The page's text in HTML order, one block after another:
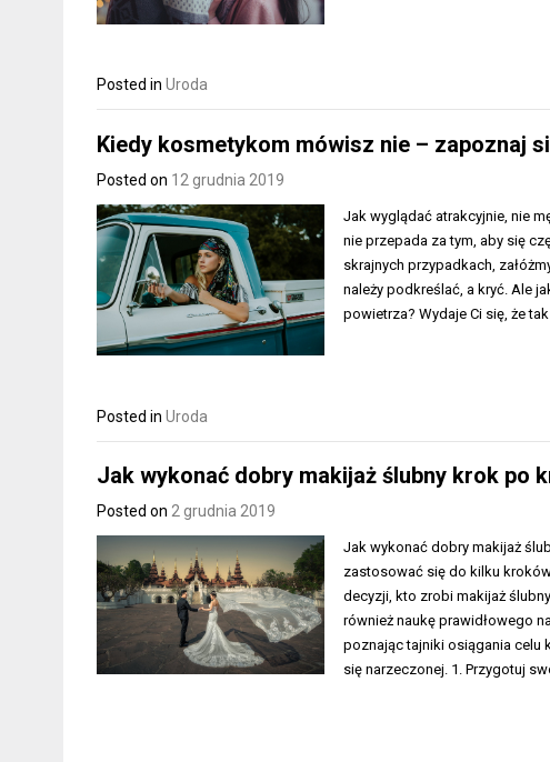
Posted in Uroda
Kiedy kosmetykom mówisz nie – zapoznaj
Posted on 12 grudnia 2019
Jak wyglądać atrakcyjnie, nie
nie przepada za tym, aby się
skrajnych przypadkach,
należy podkreślać, a kryć. Ale
powietrza? Wydaje Ci się, że
Posted in Uroda
Jak wykonać dobry makijaż ślubny krok po
Posted on 2 grudnia 2019
Jak wykonać dobry makijaż
zastosować się do kilku
decyzji, kto zrobi makijaż
również naukę prawidłowego
poznając tajniki osiągania celu
się narzeczonej. 1. Przygotuj